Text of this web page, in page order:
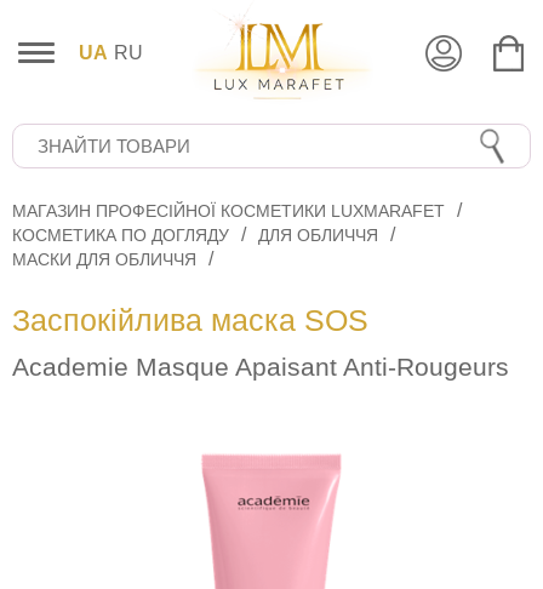
UA RU
МАГАЗИН ПРОФЕСІЙНОЇ КОСМЕТИКИ LUXMARAFET
КОСМЕТИКА ПО ДОГЛЯДУ
ДЛЯ ОБЛИЧЧЯ
МАСКИ ДЛЯ ОБЛИЧЧЯ
Заспокійлива маска SOS
Academie Masque Apaisant Anti-Rougeurs